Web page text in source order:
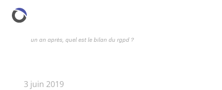
un an après, quel est le bilan du rgpd ?
3 juin 2019